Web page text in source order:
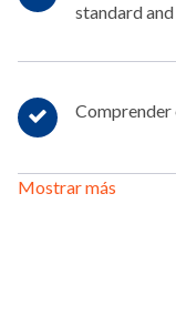
standard
Comprender
Mostrar más